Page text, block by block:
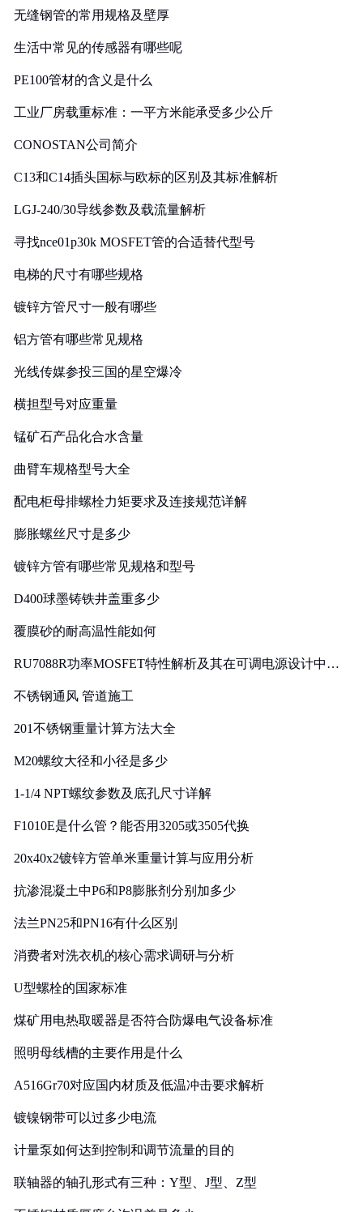
无缝钢管的常用规格及壁厚
生活中常见的传感器有哪些呢
PE100管材的含义是什么
工业厂房载重标准：一平方米能承受多少公斤
CONOSTAN公司简介
C13和C14插头国标与欧标的区别及其标准解析
LGJ-240/30导线参数及载流量解析
寻找nce01p30k MOSFET管的合适替代型号
电梯的尺寸有哪些规格
镀锌方管尺寸一般有哪些
铝方管有哪些常见规格
光线传媒参投三国的星空爆冷
横担型号对应重量
锰矿石产品化合水含量
曲臂车规格型号大全
配电柜母排螺栓力矩要求及连接规范详解
膨胀螺丝尺寸是多少
镀锌方管有哪些常见规格和型号
D400球墨铸铁井盖重多少
覆膜砂的耐高温性能如何
RU7088R功率MOSFET特性解析及其在可调电源设计中的
不锈钢通风 管道施工
201不锈钢重量计算方法大全
M20螺纹大径和小径是多少
1-1/4 NPT螺纹参数及底孔尺寸详解
F1010E是什么管？能否用3205或3505代换
20x40x2镀锌方管单米重量计算与应用分析
抗渗混凝土中P6和P8膨胀剂分别加多少
法兰PN25和PN16有什么区别
消费者对洗衣机的核心需求调研与分析
U型螺栓的国家标准
煤矿用电热取暖器是否符合防爆电气设备标准
照明母线槽的主要作用是什么
A516Gr70对应国内材质及低温冲击要求解析
镀镍钢带可以过多少电流
计量泵如何达到控制和调节流量的目的
联轴器的轴孔形式有三种：Y型、J型、Z型